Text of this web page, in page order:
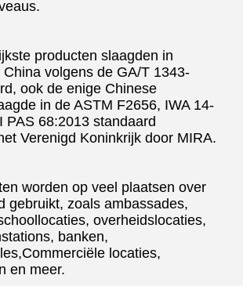
producten slaagden in
volgens de GA/T 1343-
ook de enige Chinese
in de ASTM F2656, IWA 14-
PAS 68:2013 standaard
Verenigd Koninkrijk door MIRA.
worden op veel plaatsen over
gebruikt, zoals ambassades,
overheidslocaties,
banken,
locaties,
en meer.